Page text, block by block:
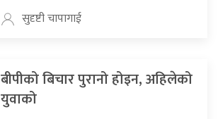
सुदृष्टी चापागाई
बीपीको बिचार पुरानो होइन, अहिलेको
युवाको